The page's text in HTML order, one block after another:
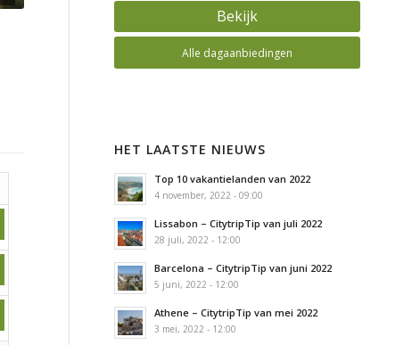
Bekijk
Alle dagaanbiedingen
HET LAATSTE NIEUWS
Top 10 vakantielanden van 2022
4 november, 2022 - 09:00
Lissabon – CitytripTip van juli 2022
28 juli, 2022 - 12:00
Barcelona – CitytripTip van juni 2022
5 juni, 2022 - 12:00
Athene – CitytripTip van mei 2022
3 mei, 2022 - 12:00